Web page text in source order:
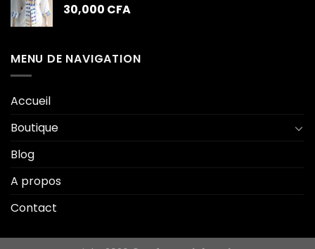
30,000 CFA
MENU DE NAVIGATION
Accueil
Boutique
Blog
A propos
Contact